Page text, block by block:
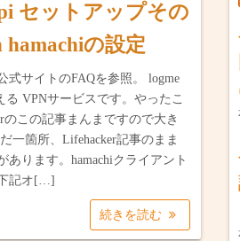
セットアップその
の設定
式サイトのFAQを参照。 logme
る VPNサービスです。やったこ
のこの記事まんまですので大き
一箇所、Lifehacker記事のまま
あります。hamachiクライアント
記オ[…]
続きを読む